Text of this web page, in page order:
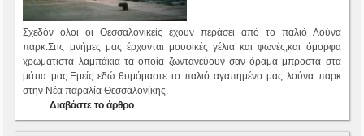
Σχεδόν όλοι οι Θεσσαλονικείς έχουν περάσει από το παλιό Λούνα
παρκ.Στις μνήμες μας έρχονται μουσικές γέλια και φωνές,και όμορφα
χρωματιστά λαμπάκια τα οποία ζωντανεύουν σαν όραμα μπροστά στα
μάτια μας.Εμείς εδώ θυμόμαστε το παλιό αγαπημένο μας λούνα παρκ
στην Νέα παραλία Θεσσαλονίκης.
Διαβάστε το άρθρο